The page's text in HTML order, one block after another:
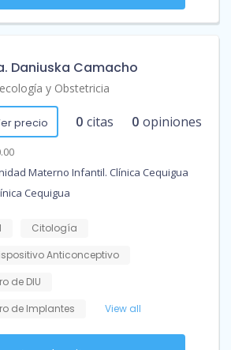
Daniuska Camacho
y Obstetricia
precio 0 citas 0 opiniones
Materno Infantil. Clínica Cequigua
Cequigua
Citología
Anticonceptivo
de DIU
de Implantes
View all